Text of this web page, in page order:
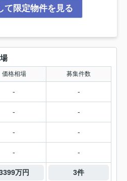
て限定物件を見る
価格相場 募集件数
- -
- -
- -
- -
万円 3件